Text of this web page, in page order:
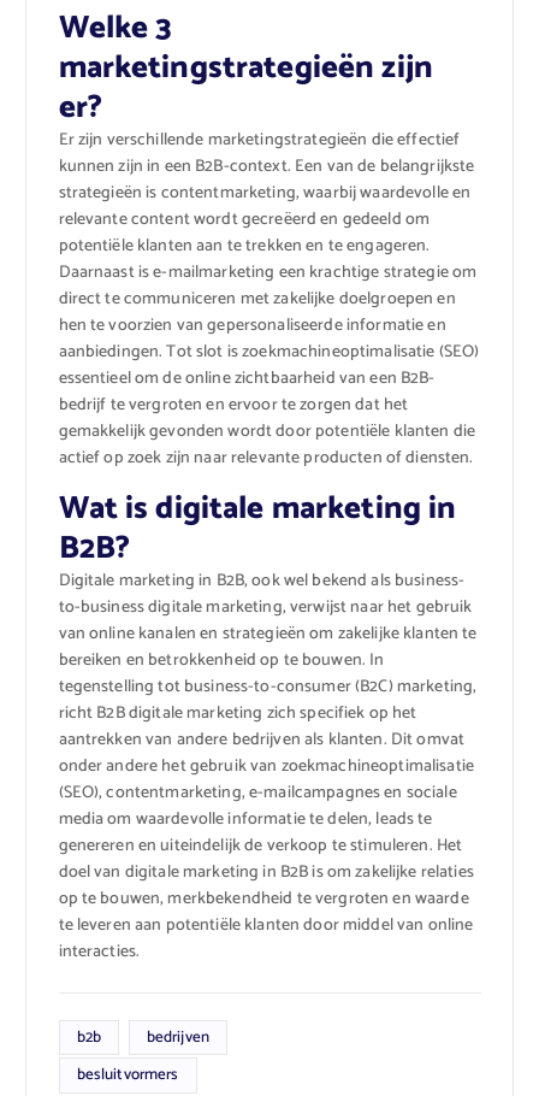
Welke 3
marketingstrategieën zijn
er?
Er zijn verschillende marketingstrategieën die effectief
kunnen zijn in een B2B-context. Een van de belangrijkste
strategieën is contentmarketing, waarbij waardevolle en
relevante content wordt gecreëerd en gedeeld om
potentiële klanten aan te trekken en te engageren.
Daarnaast is e-mailmarketing een krachtige strategie om
direct te communiceren met zakelijke doelgroepen en
hen te voorzien van gepersonaliseerde informatie en
aanbiedingen. Tot slot is zoekmachineoptimalisatie (SEO)
essentieel om de online zichtbaarheid van een B2B-
bedrijf te vergroten en ervoor te zorgen dat het
gemakkelijk gevonden wordt door potentiële klanten die
actief op zoek zijn naar relevante producten of diensten.
Wat is digitale marketing in
B2B?
Digitale marketing in B2B, ook wel bekend als business-
to-business digitale marketing, verwijst naar het gebruik
van online kanalen en strategieën om zakelijke klanten te
bereiken en betrokkenheid op te bouwen. In
tegenstelling tot business-to-consumer (B2C) marketing,
richt B2B digitale marketing zich specifiek op het
aantrekken van andere bedrijven als klanten. Dit omvat
onder andere het gebruik van zoekmachineoptimalisatie
(SEO), contentmarketing, e-mailcampagnes en sociale
media om waardevolle informatie te delen, leads te
genereren en uiteindelijk de verkoop te stimuleren. Het
doel van digitale marketing in B2B is om zakelijke relaties
op te bouwen, merkbekendheid te vergroten en waarde
te leveren aan potentiële klanten door middel van online
interacties.
b2b
bedrijven
besluitvormers